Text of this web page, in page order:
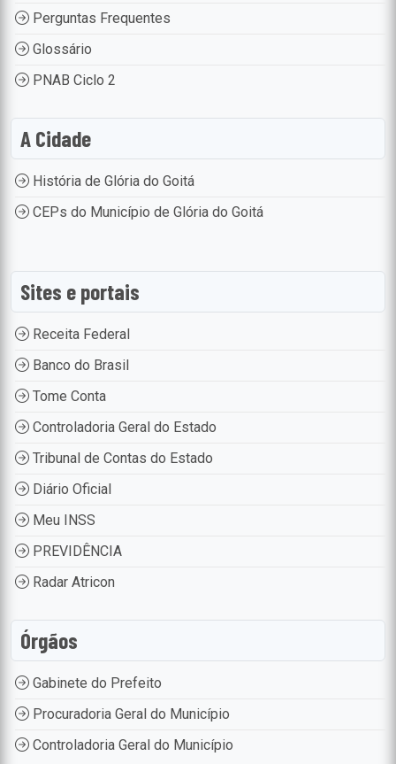
Perguntas Frequentes
Glossário
PNAB Ciclo 2
A Cidade
História de Glória do Goitá
CEPs do Município de Glória do Goitá
Sites e portais
Receita Federal
Banco do Brasil
Tome Conta
Controladoria Geral do Estado
Tribunal de Contas do Estado
Diário Oficial
Meu INSS
PREVIDÊNCIA
Radar Atricon
Órgãos
Gabinete do Prefeito
Procuradoria Geral do Município
Controladoria Geral do Município